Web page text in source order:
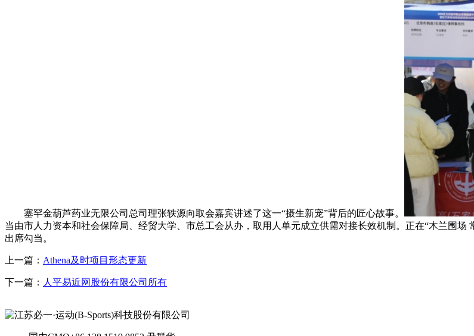
塞罕金葫芦药业无限公司总司理张轶源向取会嘉宾讲述了这一“摄生新宠”背后的匠心故事。
当由市人力资本和社会保障局、经贸大学、市总工会从办，取用人单元成立供需对接长效机制。正在“木兰围
出席勾当。
上一篇： Athena及时项目形态更新
下一篇： 人平易近网股份有限公司所有